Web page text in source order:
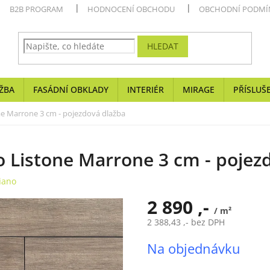
B2B PROGRAM HODNOCENÍ OBCHODU OBCHODNÍ
HLEDAT
FASÁDNÍ OBKLADY INTERIÉR MIRAGE
Marrone 3 cm - pojezdová dlažba
Listone Marrone 3 cm -
2 890 ,- / m²
2 388,43 ,- bez DPH
cena:
Na objednávku